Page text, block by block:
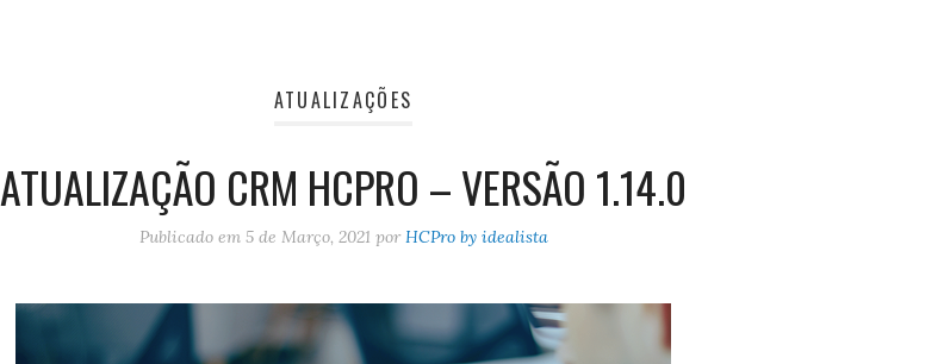
ATUALIZAÇÕES
ATUALIZAÇÃO CRM HCPRO – VERSÃO 1.14.0
Publicado em 5 de Março, 2021 por HCPro by idealista